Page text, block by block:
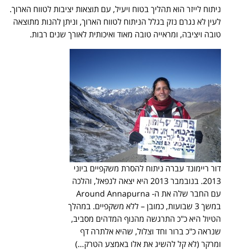
ניתוח לייזר הוא תהליך בטוח ויעיל, עם תוצאות יציבות לטווח הארוך.
לעין לא נגרם נזק בגלל הניתוח לטווח הארוך, וניתן להנות מתוצאה
טובה ויציבה, ומראייה טובה מאוד ואיכותית לאורך שנים רבות.
דור ריימונד עברה ניתוח להסרת משקפיים ביוני
2013. בנובמבר 2013 היא יצאה לנפאל, והלכה
עם החבר שלה את ה- Around Annapurna
במשך 3 שבועות, כמובן – ללא משקפיים. במהלך
הטיול היא כ"כ התרגשה מהנוף המדהים מסביב,
שנראה כ"כ ברור וחד וצלול, שהיא אלתרה דף
ומרקר (לא קל להשיג את אלו באמצע הטרק…)